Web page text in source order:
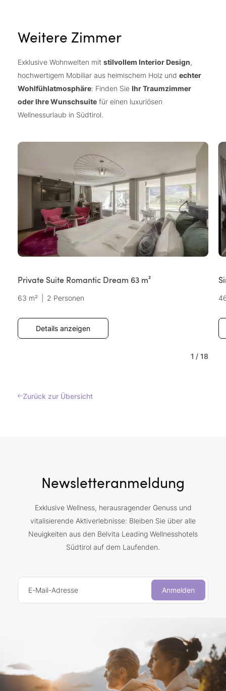
Weitere Zimmer
Exklusive Wohnwelten mit stilvollem Interior Design,
hochwertigem Mobiliar aus heimischem Holz und echter
Wohlfühlatmosphäre: Finden Sie Ihr Traumzimmer
oder Ihre Wunschsuite für einen luxuriösen
Wellnessurlaub in Südtirol.
Private Suite Romantic Dream 63 m²
63 m² 2 Personen
Details anzeigen
1 / 18
Zurück zur Übersicht
Newsletteranmeldung
Exklusive Wellness, herausragender Genuss und
vitalisierende Aktiverlebnisse: Bleiben Sie über alle
Neuigkeiten aus den Belvita Leading Wellnesshotels
Südtirol auf dem Laufenden.
E-Mail-Adresse Anmelden